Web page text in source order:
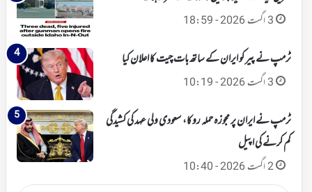
3 اگست 2026 - 18:59
ٹرمپ نے پیر کو ایران کے ساتھ بات چیت کا اعلان کیا
3 اگست 2026 - 10:19
ٹرمپ نے ایران پر مجوزہ حملہ روکا، سعودی ولی عہد کی کشیدگی
کم کرنے کی اپیل
2 اگست 2026 - 10:40